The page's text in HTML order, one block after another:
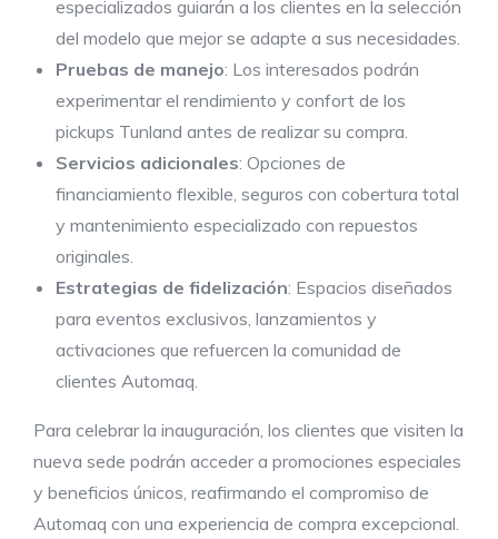
especializados guiarán a los clientes en la selección
del modelo que mejor se adapte a sus necesidades.
Pruebas de manejo: Los interesados podrán
experimentar el rendimiento y confort de los
pickups Tunland antes de realizar su compra.
Servicios adicionales: Opciones de
financiamiento flexible, seguros con cobertura total
y mantenimiento especializado con repuestos
originales.
Estrategias de fidelización: Espacios diseñados
para eventos exclusivos, lanzamientos y
activaciones que refuercen la comunidad de
clientes Automaq.
Para celebrar la inauguración, los clientes que visiten la
nueva sede podrán acceder a promociones especiales
y beneficios únicos, reafirmando el compromiso de
Automaq con una experiencia de compra excepcional.